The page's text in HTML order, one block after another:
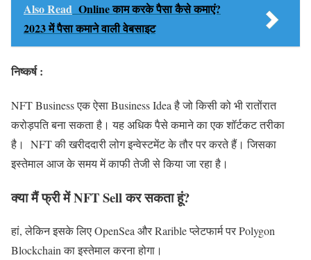
Also Read Online काम करके पैसा कैसे कमाएं?
2023 में पैसा कमाने वाली वेबसाइट
निष्कर्ष :
NFT Business एक ऐसा Business Idea है जो किसी को भी रातोंरात
करोड़पति बना सकता है। यह अधिक पैसे कमाने का एक शॉर्टकट तरीका
है। NFT की खरीददारी लोग इन्वेस्टमेंट के तौर पर करते हैं। जिसका
इस्तेमाल आज के समय में काफी तेजी से किया जा रहा है।
क्या मैं फ्री में NFT Sell कर सकता हूं?
हां, लेकिन इसके लिए OpenSea और Rarible प्लेटफार्म पर Polygon
Blockchain का इस्तेमाल करना होगा।